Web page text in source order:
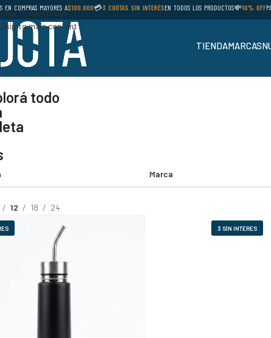
Skip to navigation
Skip to main content
MAYORES A$100.000💳3 CUOTAS SIN INTERÉSEN TODOS LOS PRODUCTOS💸10% OFF
TIENDAMARCAS
todo
Marca
12 18 24
3 SÍN INTERES